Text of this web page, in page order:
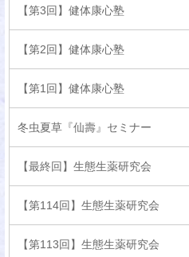
【第3回】健体康心塾
【第2回】健体康心塾
【第1回】健体康心塾
冬虫夏草『仙壽』セミナー
【最終回】生態生薬研究会
【第114回】生態生薬研究会
【第113回】生態生薬研究会